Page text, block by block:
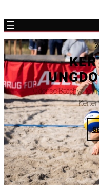
Odense Beachvolley